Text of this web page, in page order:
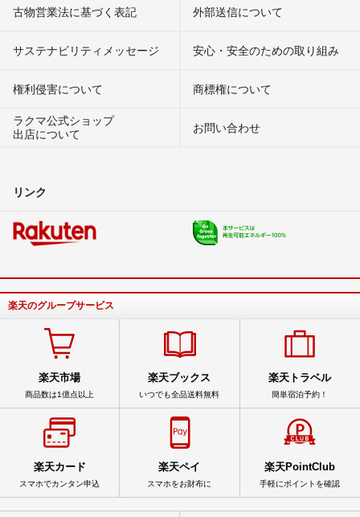
古物営業法に基づく表記 外部送信について
サステナビリティメッセージ 安心・安全のための取り組み
権利侵害について
商標権について
ラクマ公式ショップ
出店について
お問い合わせ
リンク
楽天のグループサービス
楽天市場
商品数は1億点以上
楽天ブックス
いつでも全品送料無料
楽天トラベル
簡単宿泊予約！
楽天カード
スマホでカンタン申込
楽天ペイ
スマホをお財布に
楽天PointClub
手軽にポイントを確認